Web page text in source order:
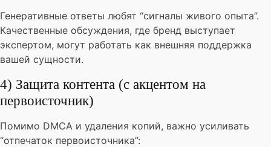
Генеративные ответы любят “сигналы живого опыта”.
Качественные обсуждения, где бренд выступает
экспертом, могут работать как внешняя поддержка
вашей сущности.
4) Защита контента (с акцентом на
первоисточник)
Помимо DMCA и удаления копий, важно усиливать
“отпечаток первоисточника”: